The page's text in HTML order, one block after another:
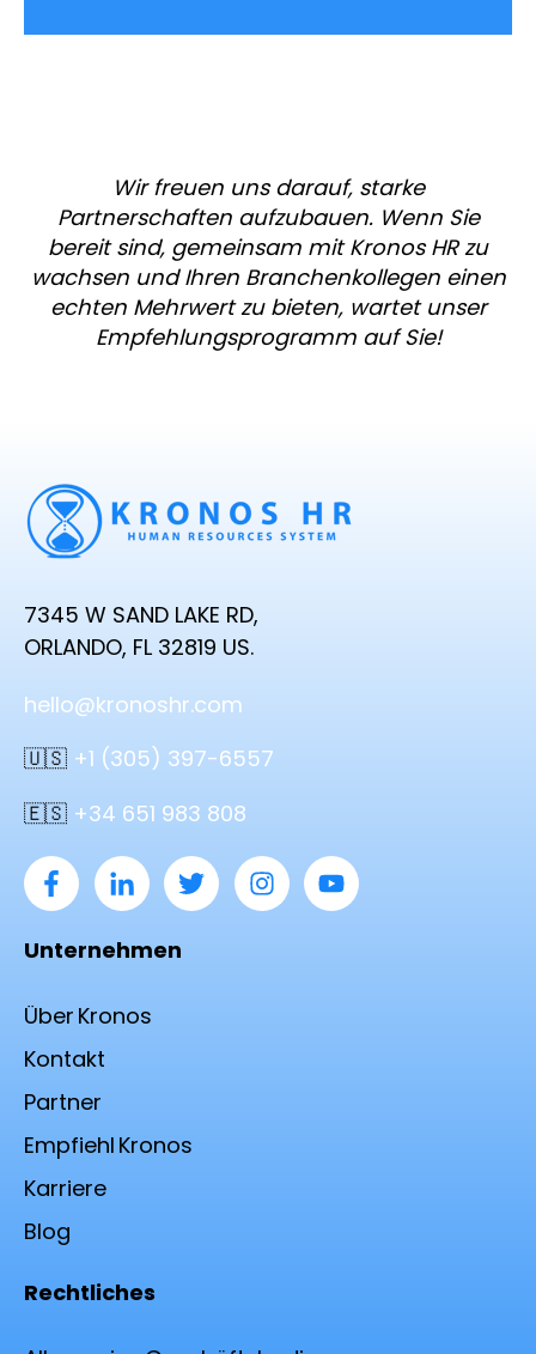
Wir freuen uns darauf, starke
Partnerschaften aufzubauen. Wenn Sie
bereit sind, gemeinsam mit Kronos HR zu
wachsen und Ihren Branchenkollegen einen
echten Mehrwert zu bieten, wartet unser
Empfehlungsprogramm auf Sie!
7345 W SAND LAKE RD,
ORLANDO, FL 32819 US.
hello@kronoshr.com
🇺🇸 +1 (305) 397-6557
🇪🇸 +34 651 983 808
Unternehmen
Über Kronos
Kontakt
Partner
Empfiehl Kronos
Karriere
Blog
Rechtliches